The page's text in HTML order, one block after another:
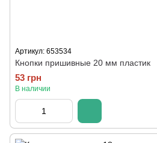
Артикул: 653534
Кнопки пришивные 20 мм пластик
53 грн
В наличии